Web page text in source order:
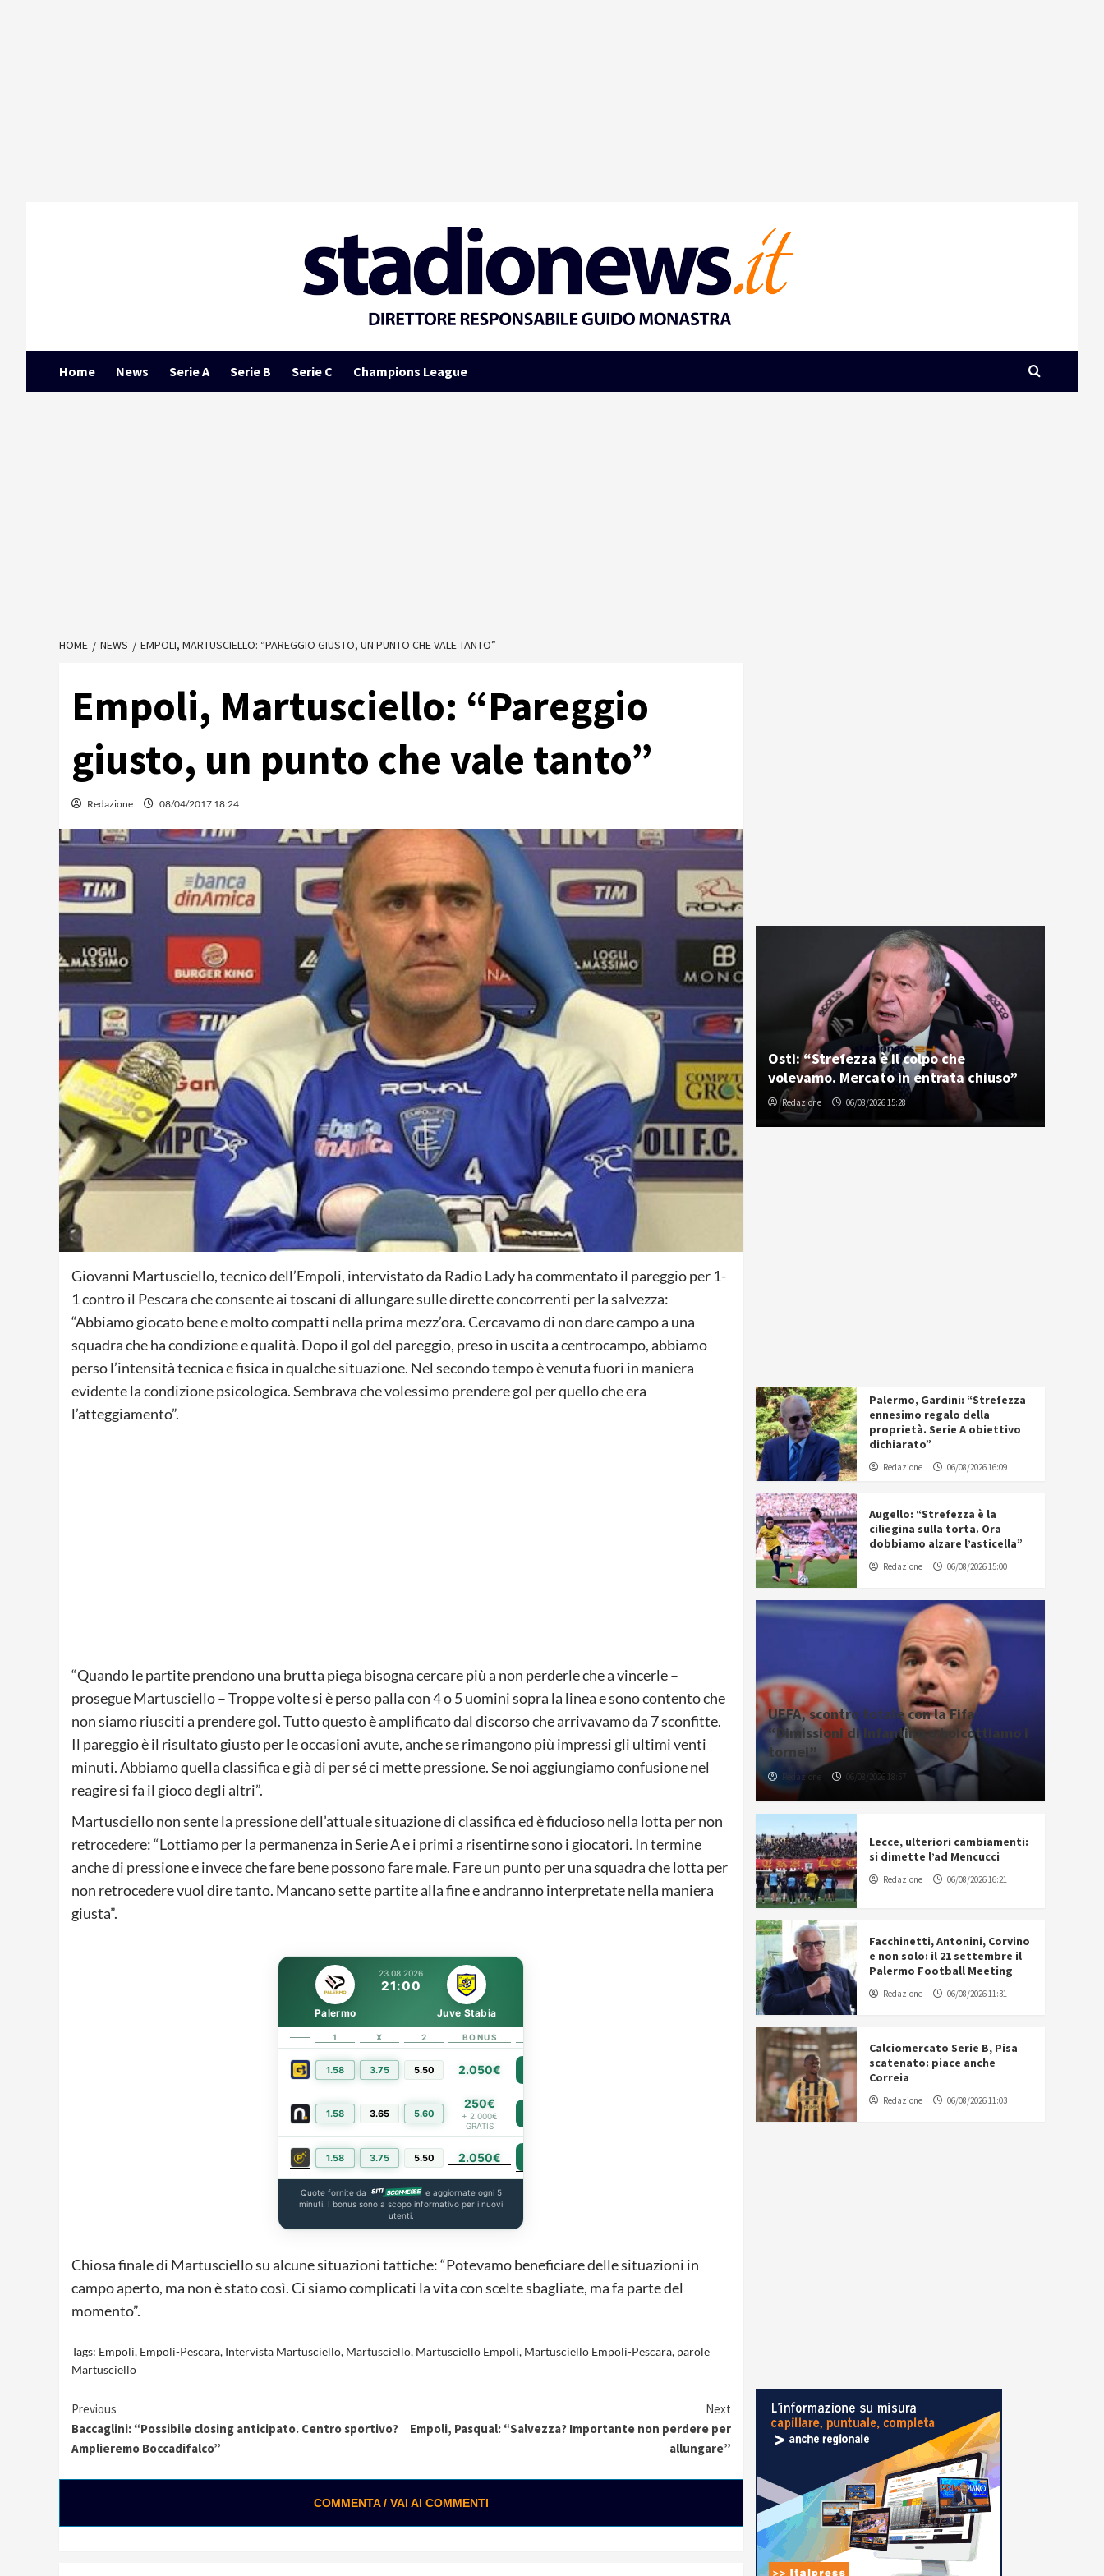
Home News Serie A Serie B Serie C Champions League
HOME NEWS EMPOLI, MARTUSCIELLO: “PAREGGIO GIUSTO, UN PUNTO CHE VALE TANTO”
Empoli, Martusciello: “Pareggio
giusto, un punto che vale tanto”
Redazione 08/04/2017 18:24
Giovanni Martusciello, tecnico dell’Empoli, intervistato da Radio Lady ha commentato il pareggio per 1-
1 contro il Pescara che consente ai toscani di allungare sulle dirette concorrenti per la salvezza:
“Abbiamo giocato bene e molto compatti nella prima mezz’ora. Cercavamo di non dare campo a una
squadra che ha condizione e qualità. Dopo il gol del pareggio, preso in uscita a centrocampo, abbiamo
perso l’intensità tecnica e fisica in qualche situazione. Nel secondo tempo è venuta fuori in maniera
evidente la condizione psicologica. Sembrava che volessimo prendere gol per quello che era
l’atteggiamento”.
“Quando le partite prendono una brutta piega bisogna cercare più a non perderle che a vincerle –
prosegue Martusciello – Troppe volte si è perso palla con 4 o 5 uomini sopra la linea e sono contento che
non siamo riusciti a prendere gol. Tutto questo è amplificato dal discorso che arrivavamo da 7 sconfitte.
Il pareggio è il risultato giusto per le occasioni avute, anche se rimangono più impressi gli ultimi venti
minuti. Abbiamo quella classifica e già di per sé ci mette pressione. Se noi aggiungiamo confusione nel
reagire si fa il gioco degli altri”.
Martusciello non sente la pressione dell’attuale situazione di classifica ed è fiducioso nella lotta per non
retrocedere: “Lottiamo per la permanenza in Serie A e i primi a risentirne sono i giocatori. In termine
anche di pressione e invece che fare bene possono fare male. Fare un punto per una squadra che lotta per
non retrocedere vuol dire tanto. Mancano sette partite alla fine e andranno interpretate nella maniera
giusta”.
23.08.2026
21:00
Palermo Juve Stabia
1 X 2 BONUS
1.58 3.75 5.50 2.050€
1.58 3.65 5.60
250€
+ 2.000€
GRATIS
1.58 3.75 5.50 2.050€
Quote fornite da
e aggiornate ogni 5
minuti. I bonus sono a scopo informativo per i nuovi
utenti.
Chiosa finale di Martusciello su alcune situazioni tattiche: “Potevamo beneficiare delle situazioni in
campo aperto, ma non è stato così. Ci siamo complicati la vita con scelte sbagliate, ma fa parte del
momento”.
Tags: Empoli, Empoli-Pescara, Intervista Martusciello, Martusciello, Martusciello Empoli, Martusciello Empoli-Pescara, parole
Martusciello
Continue
Reading
Previous
Baccaglini: “Possibile closing anticipato. Centro sportivo?
Amplieremo Boccadifalco”
Next
Empoli, Pasqual: “Salvezza? Importante non perdere per
allungare”
COMMENTA / VAI AI COMMENTI
Osti: “Strefezza è il colpo che
volevamo. Mercato in entrata chiuso”
Redazione 06/08/2026 15:28
Palermo, Gardini: “Strefezza
ennesimo regalo della
proprietà. Serie A obiettivo
dichiarato”
Redazione 06/08/2026 16:09
Augello: “Strefezza è la
ciliegina sulla torta. Ora
dobbiamo alzare l’asticella”
Redazione 06/08/2026 15:00
UEFA, scontro totale con la Fifa:
“Dimissioni di Infantino o boicottiamo i
tornei”
Redazione 06/08/2026 18:57
Lecce, ulteriori cambiamenti:
si dimette l’ad Mencucci
Redazione 06/08/2026 16:21
Facchinetti, Antonini, Corvino
e non solo: il 21 settembre il
Palermo Football Meeting
Redazione 06/08/2026 11:31
Calciomercato Serie B, Pisa
scatenato: piace anche
Correia
Redazione 06/08/2026 11:03